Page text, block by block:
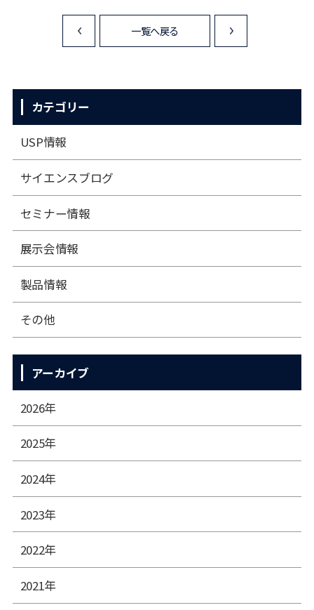
<
一覧へ戻る
カテゴリー
USP情報
サイエンスブログ
セミナー情報
展⽰会情報
製品情報
その他
アーカイブ
2026年
2025年
2024年
2023年
2022年
2021年